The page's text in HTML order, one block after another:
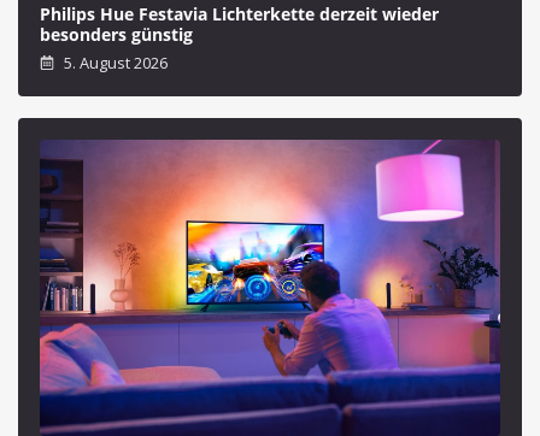
Philips Hue Festavia Lichterkette derzeit wieder
besonders günstig
5. August 2026